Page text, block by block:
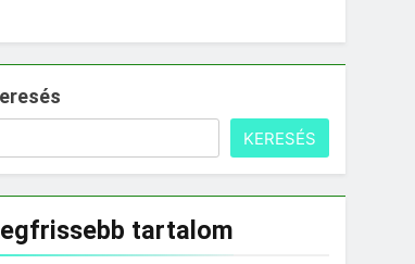
KERESÉS
tartalom